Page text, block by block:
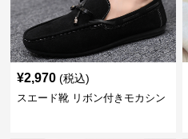
¥2,970 (税込)
スエード靴 リボン付きモカシン